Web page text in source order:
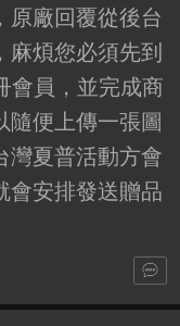
原廠回覆從後台
麻煩您必須先到
員，並完成商
隨便上傳一張圖
灣夏普活動方會
會安排發送贈品